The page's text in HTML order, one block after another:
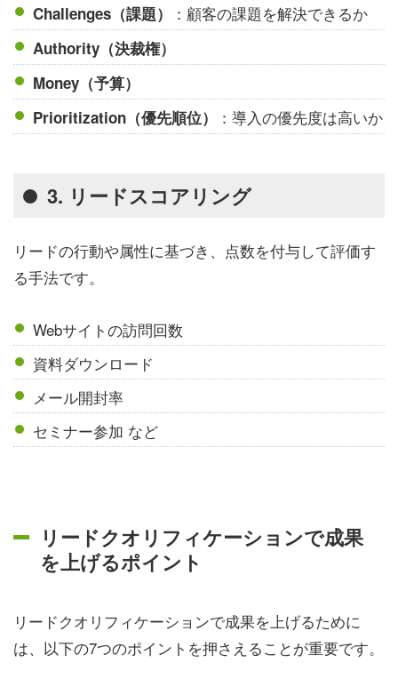
Challenges（課題） ：顧客の課題を解決できるか
Authority（決裁権）
Money（予算）
Prioritization（優先順位）
：導入の優先度は高いか
3. リードスコアリング
リードの行動や属性に基づき、点数を付与して評価す
る手法です。
Webサイトの訪問回数
資料ダウンロード
メール開封率
セミナー参加 など
リードクオリフィケーションで成果
を上げるポイント
リードクオリフィケーションで成果を上げるために
は、以下の7つのポイントを押さえることが重要です。